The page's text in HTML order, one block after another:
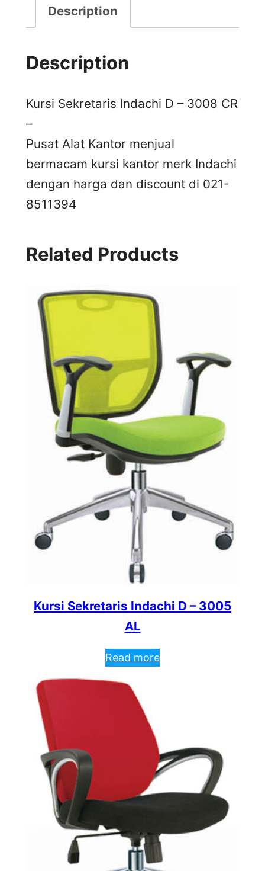
Description
Description
Kursi Sekretaris Indachi D – 3008 CR
–
Pusat Alat Kantor menjual
bermacam kursi kantor merk Indachi
dengan harga dan discount di 021-
8511394
Related Products
Kursi Sekretaris Indachi D – 3005
AL
Read more